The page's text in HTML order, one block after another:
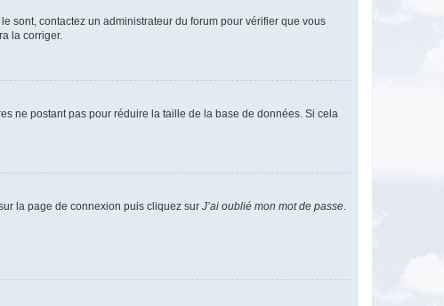
sont, contactez un administrateur du forum pour vérifier que vous
la corriger.
ne postant pas pour réduire la taille de la base de données. Si cela
la page de connexion puis cliquez sur J’ai oublié mon mot de passe.